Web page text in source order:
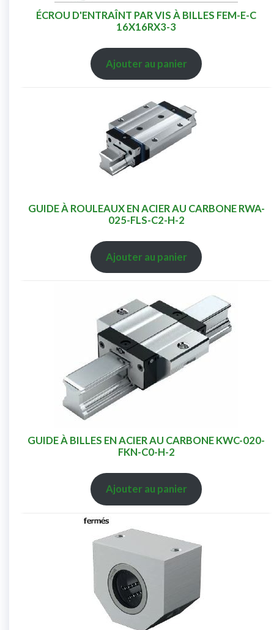
ÉCROU D'ENTRAÎNT PAR VIS À BILLES FEM-E-C
16X16RX3-3
Ajouter au panier
GUIDE À ROULEAUX EN ACIER AU CARBONE RWA-
025-FLS-C2-H-2
Ajouter au panier
GUIDE À BILLES EN ACIER AU CARBONE KWC-020-
FKN-C0-H-2
Ajouter au panier